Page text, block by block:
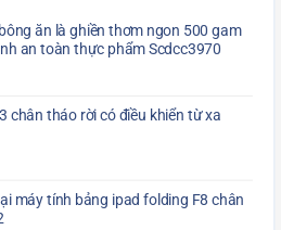
ăn là ghiền thơm ngon 500 gam
an toàn thực phẩm Scdcc3970
chân tháo rời có điều khiển từ xa
máy tính bảng ipad folding F8 chân